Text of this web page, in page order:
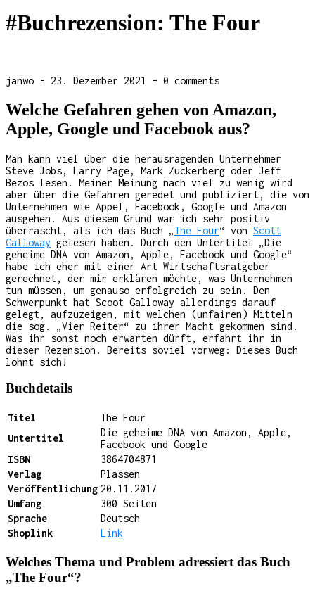
#Buchrezension: The Four
janwo - 23. Dezember 2021 - 0 comments
Welche Gefahren gehen von Amazon,
Apple, Google und Facebook aus?
Man kann viel über die herausragenden Unternehmer
Steve Jobs, Larry Page, Mark Zuckerberg oder Jeff
Bezos lesen. Meiner Meinung nach viel zu wenig wird
aber über die Gefahren geredet und publiziert, die von
Unternehmen wie Appel, Facebook, Google und Amazon
ausgehen. Aus diesem Grund war ich sehr positiv
überrascht, als ich das Buch „The Four“ von Scott
Galloway gelesen haben. Durch den Untertitel „Die
geheime DNA von Amazon, Apple, Facebook und Google“
habe ich eher mit einer Art Wirtschaftsratgeber
gerechnet, der mir erklären möchte, was Unternehmen
tun müssen, um genauso erfolgreich zu sein. Den
Schwerpunkt hat Scoot Galloway allerdings darauf
gelegt, aufzuzeigen, mit welchen (unfairen) Mitteln
die sog. „Vier Reiter“ zu ihrer Macht gekommen sind.
Was ihr sonst noch erwarten dürft, erfahrt ihr in
dieser Rezension. Bereits soviel vorweg: Dieses Buch
lohnt sich!
Buchdetails
Titel
The Four
Untertitel
Die geheime DNA von Amazon, Apple,
Facebook und Google
ISBN
3864704871
Verlag
Plassen
Veröffentlichung 20.11.2017
Umfang
300 Seiten
Sprache
Deutsch
Shoplink
Link
Welches Thema und Problem adressiert das Buch
„The Four“?